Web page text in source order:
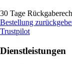
30 Tage
Bestellung
Trustpilot
Dienstleistungen